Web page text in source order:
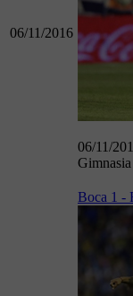
06/11/2016
06/11/
Boca 1 -